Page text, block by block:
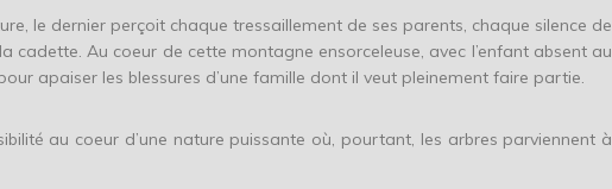
le dernier perçoit chaque tressaillement de ses parents, chaque silence de
cadette. Au coeur de cette montagne ensorceleuse, avec l’enfant absent au
apaiser les blessures d’une famille dont il veut pleinement faire partie.
au coeur d’une nature puissante où, pourtant, les arbres parviennent à